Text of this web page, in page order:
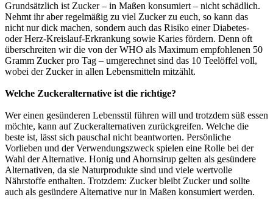
Grundsätzlich ist Zucker – in Maßen konsumiert – nicht schädlich.
Nehmt ihr aber regelmäßig zu viel Zucker zu euch, so kann das
nicht nur dick machen, sondern auch das Risiko einer Diabetes-
oder Herz-Kreislauf-Erkrankung sowie Karies fördern. Denn oft
überschreiten wir die von der WHO als Maximum empfohlenen 50
Gramm Zucker pro Tag – umgerechnet sind das 10 Teelöffel voll,
wobei der Zucker in allen Lebensmitteln mitzählt.
Welche Zuckeralternative ist die richtige?
Wer einen gesünderen Lebensstil führen will und trotzdem süß essen
möchte, kann auf Zuckeralternativen zurückgreifen. Welche die
beste ist, lässt sich pauschal nicht beantworten. Persönliche
Vorlieben und der Verwendungszweck spielen eine Rolle bei der
Wahl der Alternative. Honig und Ahornsirup gelten als gesündere
Alternativen, da sie Naturprodukte sind und viele wertvolle
Nährstoffe enthalten. Trotzdem: Zucker bleibt Zucker und sollte
auch als gesündere Alternative nur in Maßen konsumiert werden.